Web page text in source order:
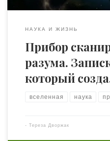
НАУКА И ЖИЗНЬ
Прибор
разума.
который
вселенная наука
- Тереза Дворжак